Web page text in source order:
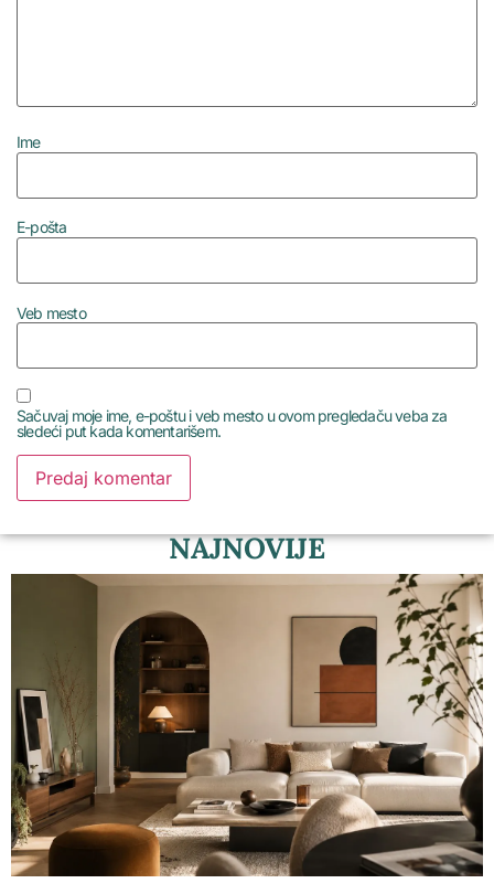
Ime
E-pošta
Veb mesto
Sačuvaj moje ime, e-poštu i veb mesto u ovom pregledaču veba za
sledeći put kada komentarišem.
NAJNOVIJE